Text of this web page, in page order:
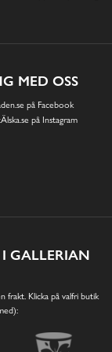
MED OSS
på Facebook
på Instagram
GALLERIAN
frakt. Klicka på valfri butik